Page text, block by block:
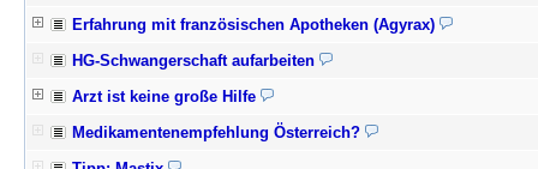
Erfahrung mit französischen Apotheken (Agyrax)
HG-Schwangerschaft aufarbeiten
Arzt ist keine große Hilfe
Medikamentenempfehlung Österreich?